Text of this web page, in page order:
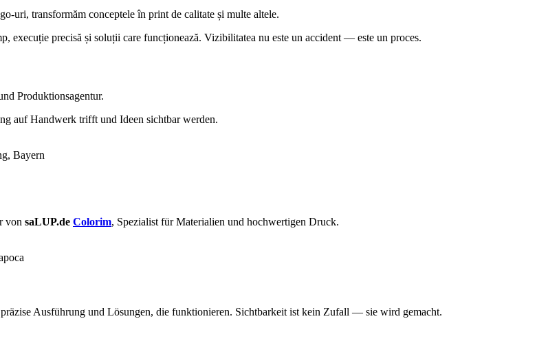
uri, transformăm conceptele în print de calitate și multe altele.
execuție precisă și soluții care funcționează. Vizibilitatea nu este un accident — este un proces.
Produktionsagentur.
auf Handwerk trifft und Ideen sichtbar werden.
Bayern
von saLUP.de Colorim, Spezialist für Materialien und hochwertigen Druck.
Ausführung und Lösungen, die funktionieren. Sichtbarkeit ist kein Zufall — sie wird gemacht.